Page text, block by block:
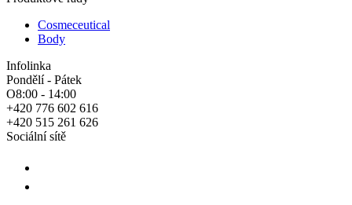
Cosmeceutical
Body
Infolinka
Pondělí - Pátek
O8:00 - 14:00
+420 776 602 616
+420 515 261 626
Sociální sítě